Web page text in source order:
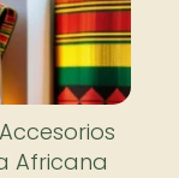
Africana